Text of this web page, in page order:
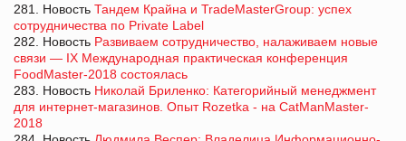
281. Новость Тандем Крайна и TradeMasterGroup: успех
сотрудничества по Private Label
282. Новость Развиваем сотрудничество, налаживаем новые
связи — IX Международная практическая конференция
FoodMaster-2018 состоялась
283. Новость Николай Бриленко: Категорийный менеджмент
для интернет-магазинов. Опыт Rozetka - на CatManMaster-
2018